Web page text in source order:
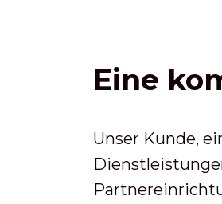
Eine
Unser Kunde,